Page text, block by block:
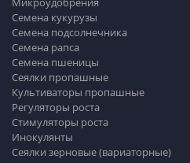
Семена кукурузы
Семена подсолнечника
Семена рапса
Семена пшеницы
Сеялки пропашные
Культиваторы пропашные
Регуляторы роста
Стимуляторы роста
Инокулянты
Сеялки зерновые (вариаторные)